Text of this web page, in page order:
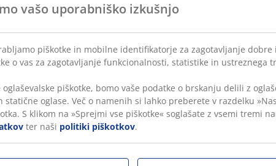
vašo uporabniško izkušnjo
piškotke in mobilne identifikatorje za zagotavljanje
o vas za zagotavljanje funkcionalnosti, statistike in ustreznega
oglaševalske piškotke, bomo vaše podatke o brskanju delili z
statične oglase. Več o namenih si lahko preberete v razdelku
S klikom na »Sprejmi vse piškotke« soglašate z vsemi tremi
ter naši politiki piškotkov.